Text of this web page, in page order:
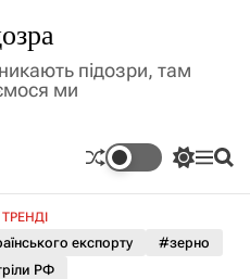
підозри, там
ми
П
м
М П
ТРЕНДІ
експорту
#зерно
РФ